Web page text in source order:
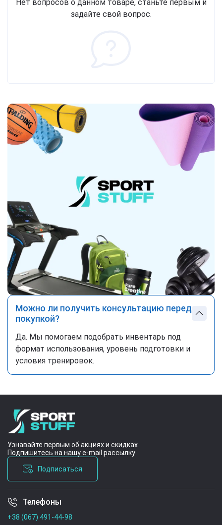
Нет вопросов о данном товаре, станьте первым и
задайте свой вопрос.
Можно ли получить консультацию перед
покупкой?
Да. Мы помогаем подобрать инвентарь под
формат использования, уровень подготовки и
условия тренировок.
Узнавайте первым об акциях и скидках
Подпишитесь на нашу e-mail рассылку
Подписаться
Условия соглашения
Телефоны
+38 (067) 491-44-98